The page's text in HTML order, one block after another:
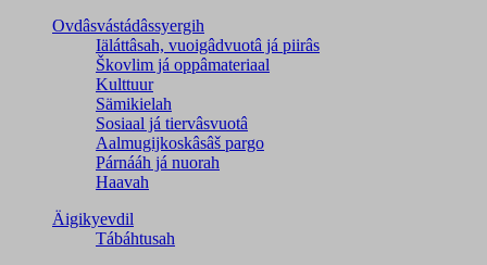
Ovdâsvástádâssyergih
Iäláttâsah, vuoigâdvuotâ já piirâs
Škovlim já oppâmateriaal
Kulttuur
Sämikielah
Sosiaal já tiervâsvuotâ
Aalmugijkoskâsâš pargo
Párnááh já nuorah
Haavah
Äigikyevdil
Tábáhtusah